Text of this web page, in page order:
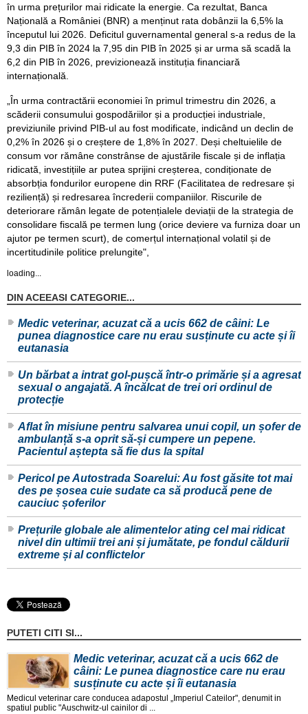
în urma prețurilor mai ridicate la energie. Ca rezultat, Banca
Națională a României (BNR) a menținut rata dobânzii la 6,5% la
începutul lui 2026. Deficitul guvernamental general s-a redus de la
9,3 din PIB în 2024 la 7,95 din PIB în 2025 și ar urma să scadă la
6,2 din PIB în 2026, previzionează instituția financiară
internațională.
„În urma contractării economiei în primul trimestru din 2026, a
scăderii consumului gospodăriilor și a producției industriale,
previziunile privind PIB-ul au fost modificate, indicând un declin de
0,2% în 2026 și o creștere de 1,8% în 2027. Deși cheltuielile de
consum vor rămâne constrânse de ajustările fiscale și de inflația
ridicată, investițiile ar putea sprijini creșterea, condiționate de
absorbția fondurilor europene din RRF (Facilitatea de redresare și
reziliență) și redresarea încrederii companiilor. Riscurile de
deteriorare rămân legate de potențialele deviații de la strategia de
consolidare fiscală pe termen lung (orice deviere va furniza doar un
ajutor pe termen scurt), de comerțul internațional volatil și de
incertitudinile politice prelungite",
loading...
DIN ACEEASI CATEGORIE...
Medic veterinar, acuzat că a ucis 662 de câini: Le
punea diagnostice care nu erau susținute cu acte și îi
eutanasia
Un bărbat a intrat gol-pușcă într-o primărie și a agresat
sexual o angajată. A încălcat de trei ori ordinul de
protecție
Aflat în misiune pentru salvarea unui copil, un șofer de
ambulanță s-a oprit să-și cumpere un pepene.
Pacientul aștepta să fie dus la spital
Pericol pe Autostrada Soarelui: Au fost găsite tot mai
des pe șosea cuie sudate ca să producă pene de
cauciuc șoferilor
Prețurile globale ale alimentelor ating cel mai ridicat
nivel din ultimii trei ani și jumătate, pe fondul căldurii
extreme și al conflictelor
PUTETI CITI SI...
Medic veterinar, acuzat că a ucis 662 de
câini: Le punea diagnostice care nu erau
susținute cu acte și îi eutanasia
Medicul veterinar care conducea adapostul „Imperiul Cateilor", denumit in
spatiul public "Auschwitz-ul cainilor di ...